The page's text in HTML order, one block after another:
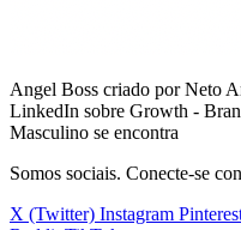
Angel Boss criado por Neto
LinkedIn sobre Growth -
Masculino se encontra
Somos sociais. Conecte-se
X (Twitter) Instagram